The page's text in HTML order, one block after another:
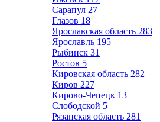
Сарапул 27
Глазов 18
Ярославская область 283
Ярославль 195
Рыбинск 31
Ростов 5
Кировская область 282
Киров 227
Кирово-Чепецк 13
Слободской 5
Рязанская область 281